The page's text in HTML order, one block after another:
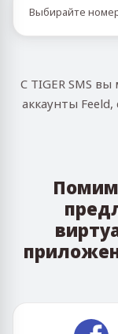
Выбирайте
С TIGER SMS
аккаунты